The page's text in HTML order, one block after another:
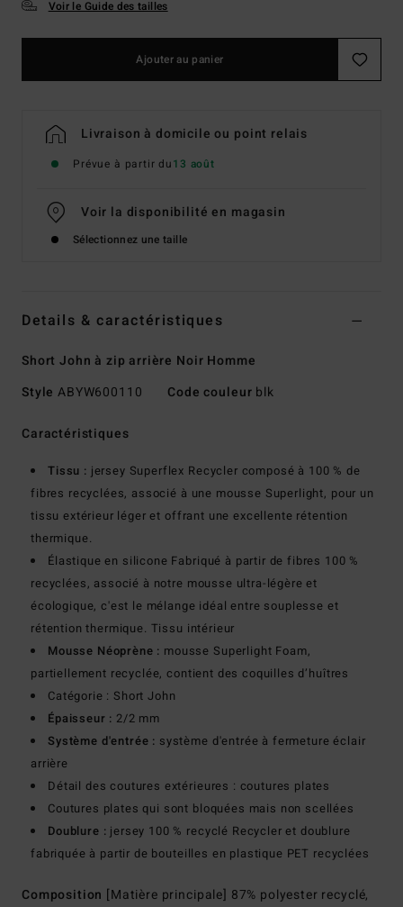
Voir le Guide des tailles
Ajouter au panier
Livraison à domicile ou point relais
Prévue à partir du13 août
Voir la disponibilité en magasin
Sélectionnez une taille
Details & caractéristiques
Short John à zip arrière Noir Homme
Style ABYW600110 Code couleur blk
Caractéristiques
Tissu : jersey Superflex Recycler composé à 100 % de
fibres recyclées, associé à une mousse Superlight, pour un
tissu extérieur léger et offrant une excellente rétention
thermique.
Élastique en silicone Fabriqué à partir de fibres 100 %
recyclées, associé à notre mousse ultra-légère et
écologique, c'est le mélange idéal entre souplesse et
rétention thermique. Tissu intérieur
Mousse Néoprène : mousse Superlight Foam,
partiellement recyclée, contient des coquilles d’huîtres
Catégorie : Short John
Épaisseur : 2/2 mm
Système d'entrée : système d'entrée à fermeture éclair
arrière
Détail des coutures extérieures : coutures plates
Coutures plates qui sont bloquées mais non scellées
Doublure : jersey 100 % recyclé Recycler et doublure
fabriquée à partir de bouteilles en plastique PET recyclées
Composition [Matière principale] 87% polyester recyclé,